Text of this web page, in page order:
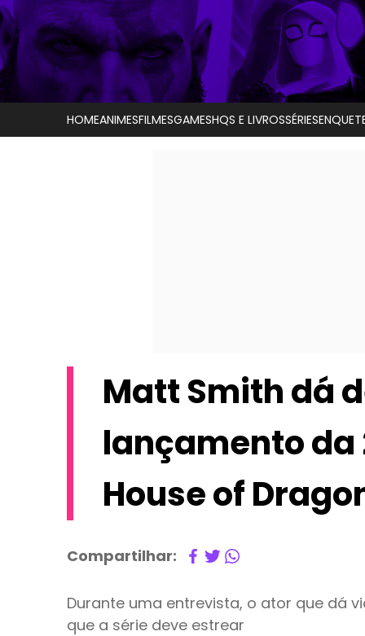
HOMEANIMESFILMESGAMESHQS E LIVROSSÉRIES
Matt Smith dá
lançamento da
House of
Compartilhar:
Durante uma entrevista, o ator que dá
que a série deve estrear